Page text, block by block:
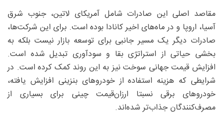
مقاصد اصلی این صادرات شامل آمریکای لاتین، جنوب شرق
آسیا، اروپا و در ماه‌های اخیر کانادا بوده است. برای این شرکت‌ها،
صادرات دیگر یک مسیر جانبی برای توسعه بازار نیست بلکه به
بخشی حیاتی از استراتژی بقا و سودآوری تبدیل شده است.
افزایش قیمت جهانی سوخت نیز به این روند کمک کرده است. در
شرایطی که هزینه استفاده از خودروهای بنزینی افزایش یافته،
خودروهای برقی نسبتا ارزان‌قیمت چینی برای بسیاری از
مصرف‌کنندگان جذاب‌تر شده‌اند.